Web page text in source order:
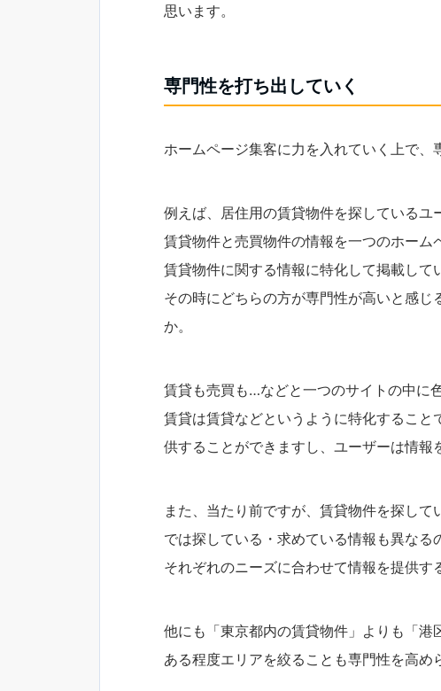
思います。
専門性を打ち出していく
ホームページ集客に力を入れていく上で、
例えば、居住用の賃貸物件を探しているユ
賃貸物件と売買物件の情報を一つのホーム
賃貸物件に関する情報に特化して掲載して
その時にどちらの方が専門性が高いと感
か。
賃貸も売買も…などと一つのサイトの中に
賃貸は賃貸などというように特化するこ
供することができますし、ユーザーは情報
また、当たり前ですが、賃貸物件を探し
では探している・求めている情報も異なる
それぞれのニーズに合わせて情報を提供す
他にも「東京都内の賃貸物件」よりも「港
ある程度エリアを絞ることも専門性を高め